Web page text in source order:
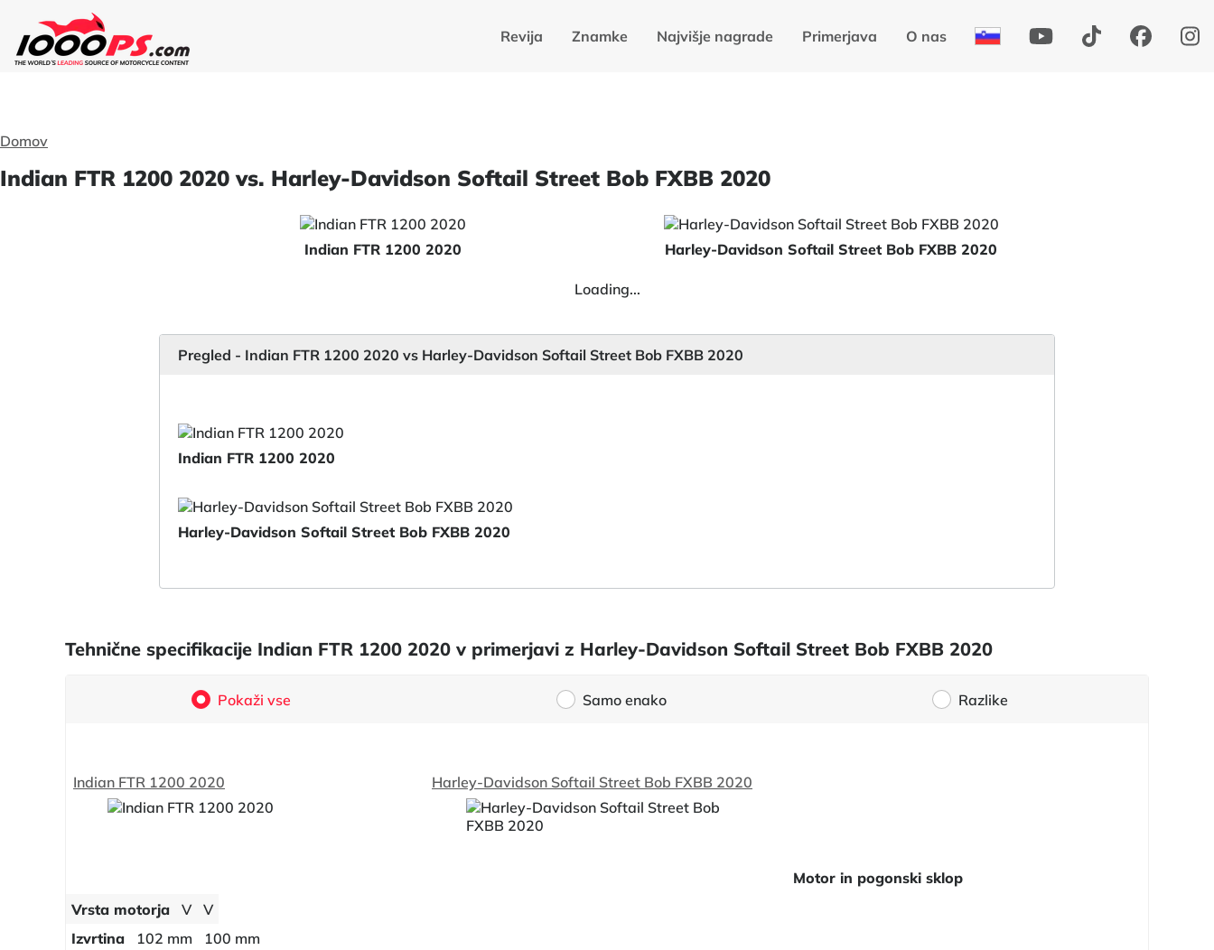
Revija Znamke Najvišje nagrade Primerjava O nas
Domov
Indian FTR 1200 2020 vs. Harley-Davidson Softail Street Bob FXBB 2020
Indian FTR 1200 2020 Harley-Davidson Softail Street Bob FXBB 2020
Loading...
Pregled - Indian FTR 1200 2020 vs Harley-Davidson Softail Street Bob FXBB 2020
Indian FTR 1200 2020
Harley-Davidson Softail Street Bob FXBB 2020
Tehnične specifikacije Indian FTR 1200 2020 v primerjavi z Harley-Davidson Softail Street Bob FXBB 2020
Pokaži vse Samo enako Razlike
Indian FTR 1200 2020 Harley-Davidson Softail Street Bob FXBB 2020
Motor in pogonski sklop
Vrsta motorja
V
V
Izvrtina
102 mm
100 mm